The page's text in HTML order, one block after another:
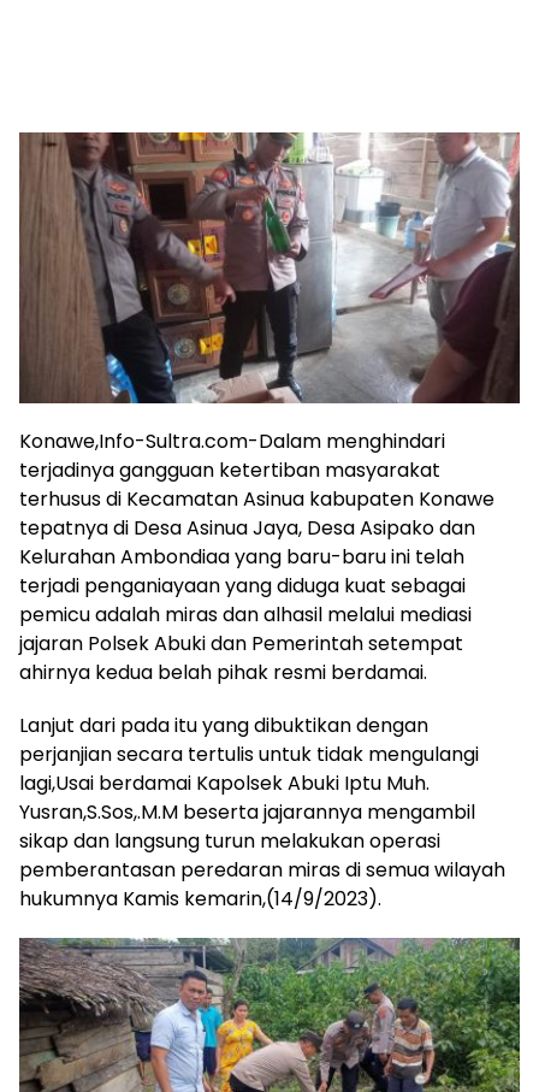
Konawe,Info-Sultra.com-Dalam menghindari
terjadinya gangguan ketertiban masyarakat
terhusus di Kecamatan Asinua kabupaten Konawe
tepatnya di Desa Asinua Jaya, Desa Asipako dan
Kelurahan Ambondiaa yang baru-baru ini telah
terjadi penganiayaan yang diduga kuat sebagai
pemicu adalah miras dan alhasil melalui mediasi
jajaran Polsek Abuki dan Pemerintah setempat
ahirnya kedua belah pihak resmi berdamai.
Lanjut dari pada itu yang dibuktikan dengan
perjanjian secara tertulis untuk tidak mengulangi
lagi,Usai berdamai Kapolsek Abuki Iptu Muh.
Yusran,S.Sos,.M.M beserta jajarannya mengambil
sikap dan langsung turun melakukan operasi
pemberantasan peredaran miras di semua wilayah
hukumnya Kamis kemarin,(14/9/2023).